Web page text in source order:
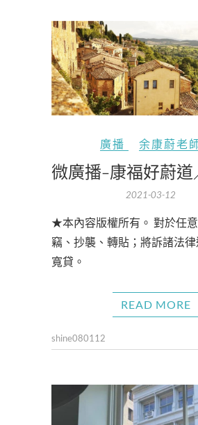
廣播 余康蔚老
微廣播-康福好蔚道
2021-03-12
★本內容版權所有。 對於任
竊、抄襲、轉貼；將訴諸法
寬貸。
READ MORE
shine080112